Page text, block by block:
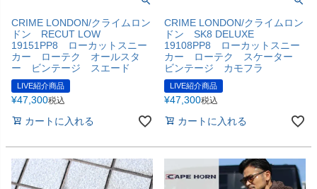
CRIME LONDON/クライムロン
ドン RECUT LOW
19151PP8 ローカットスニー
カー ローテク オールスタ
ー ビンテージ スエード
LIVE紹介商品
¥47,300税込
カートに入れる
CRIME LONDON/クライムロン
ドン SK8 DELUXE
19108PP8 ローカットスニー
カー ローテク スケーター
ビンテージ カモフラ
LIVE紹介商品
¥47,300税込
カートに入れる